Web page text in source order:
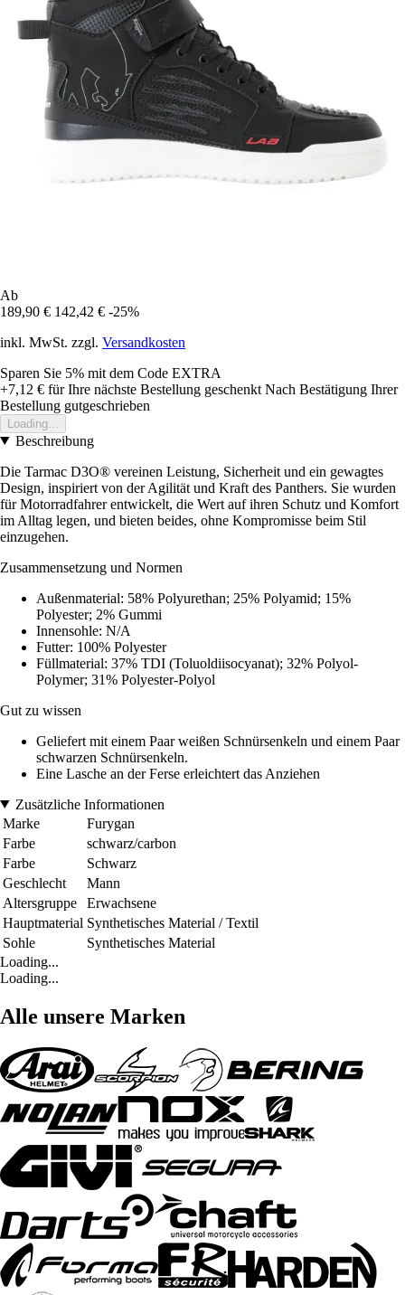
Ab
189,90 € 142,42 € -25%
inkl. MwSt. zzgl. Versandkosten
Sparen Sie 5% mit dem Code EXTRA
+7,12 € für Ihre nächste Bestellung geschenkt Nach Bestätigung Ihrer
Bestellung gutgeschrieben
Loading...
Beschreibung
Die Tarmac D3O® vereinen Leistung, Sicherheit und ein gewagtes
Design, inspiriert von der Agilität und Kraft des Panthers. Sie wurden
für Motorradfahrer entwickelt, die Wert auf ihren Schutz und Komfort
im Alltag legen, und bieten beides, ohne Kompromisse beim Stil
einzugehen.
Zusammensetzung und Normen
Außenmaterial: 58% Polyurethan; 25% Polyamid; 15%
Polyester; 2% Gummi
Innensohle: N/A
Futter: 100% Polyester
Füllmaterial: 37% TDI (Toluoldiisocyanat); 32% Polyol-
Polymer; 31% Polyester-Polyol
Gut zu wissen
Geliefert mit einem Paar weißen Schnürsenkeln und einem Paar
schwarzen Schnürsenkeln.
Eine Lasche an der Ferse erleichtert das Anziehen
Zusätzliche Informationen
Marke
Furygan
Farbe
schwarz/carbon
Farbe
Schwarz
Geschlecht
Mann
Altersgruppe
Erwachsene
Hauptmaterial Synthetisches Material / Textil
Sohle
Synthetisches Material
Loading...
Loading...
Alle unsere Marken